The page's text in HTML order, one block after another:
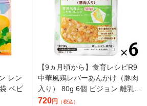
レン
ベビ
【9ヵ月頃から】食育レシピR9
中華風鶏レバーあんかけ（豚肉
入り） 80g 6個 ピジョン 離乳食
ベビーフード
720円
（税込）